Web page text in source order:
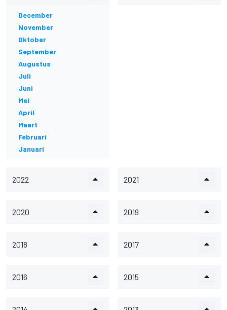
December
November
Oktober
September
Augustus
Juli
Juni
Mei
April
Maart
Februari
Januari
2022 2021
2020 2019
2018 2017
2016 2015